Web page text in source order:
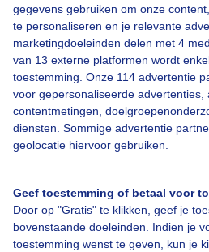
gegevens gebruiken om onze
te personaliseren en je relevante
marketingdoeleinden delen met 4
van 13 externe platformen wordt
toestemming. Onze 114 advertentie
voor gepersonaliseerde advertenties,
contentmetingen,
diensten. Sommige advertentie
geolocatie hiervoor gebruiken.
Geef toestemming of betaal voor
Door op "Gratis" te klikken, geef je
bovenstaande doeleinden. Indien je
toestemming wenst te geven, kun je
Een moment
Bedrijfsgegevens
Veelgestelde vragen